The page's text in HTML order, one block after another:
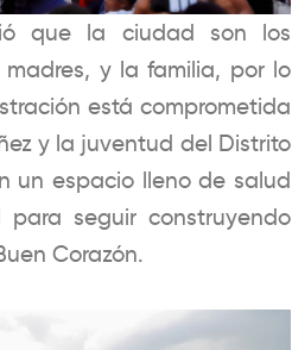
que la ciudad son los
madres, y la familia, por lo
está comprometida
y la juventud del Distrito
un espacio lleno de salud
para seguir construyendo
Corazón.